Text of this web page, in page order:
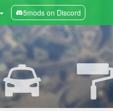
5mods on Discord